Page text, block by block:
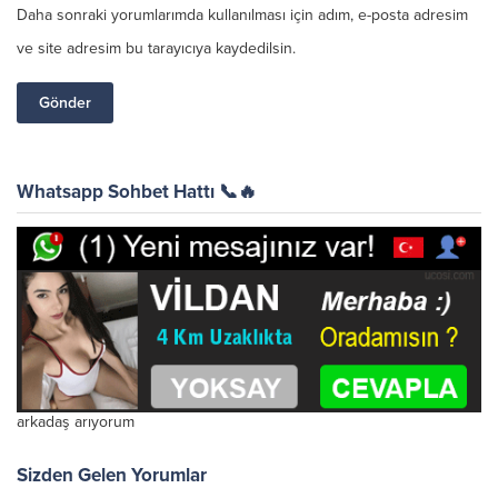
Daha sonraki yorumlarımda kullanılması için adım, e-posta adresim
ve site adresim bu tarayıcıya kaydedilsin.
Whatsapp Sohbet Hattı 📞🔥
arkadaş arıyorum
Sizden Gelen Yorumlar